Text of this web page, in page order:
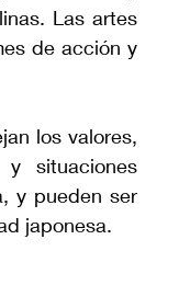
Las artes
de acción y
los valores,
situaciones
y pueden ser
japonesa.